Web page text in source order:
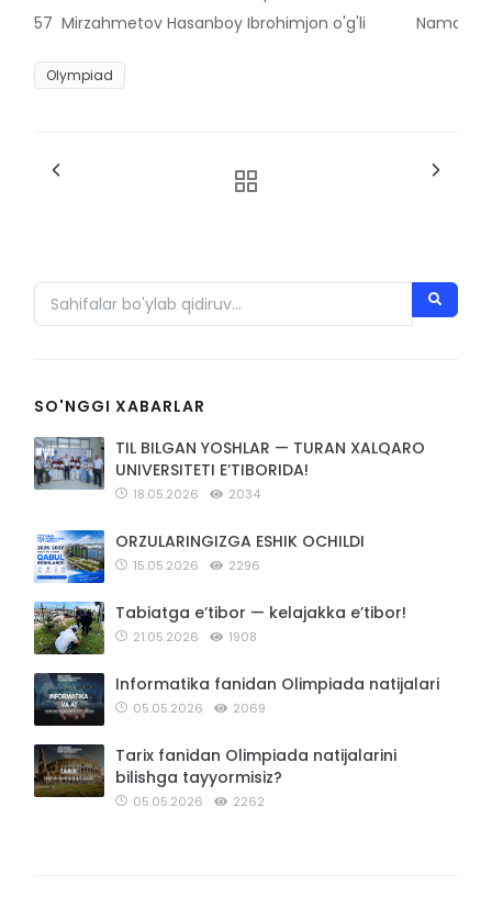
57 Mirzahmetov Hasanboy Ibrohimjon o'g'li
Olympiad
SO'NGGI XABARLAR
TIL BILGAN YOSHLAR — TURAN XALQARO
UNIVERSITETI E’TIBORIDA!
18.05.2026 2034
ORZULARINGIZGA ESHIK OCHILDI
15.05.2026 2296
Tabiatga e’tibor — kelajakka e’tibor!
21.05.2026 1908
Informatika fanidan Olimpiada natijalari
05.05.2026 2069
Tarix fanidan Olimpiada natijalarini
bilishga tayyormisiz?
05.05.2026 2262